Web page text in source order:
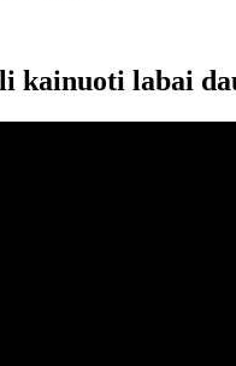
kainuoti labai